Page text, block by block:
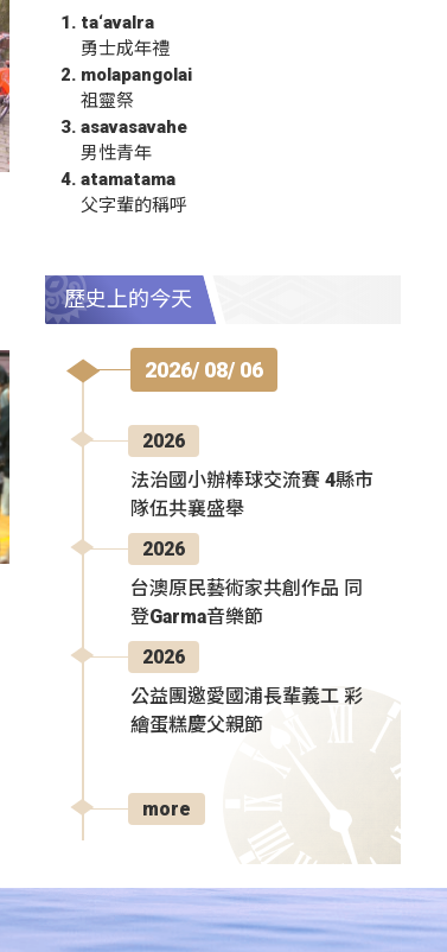
ta‘avalra
勇士成年禮
molapangolai
祖靈祭
asavasavahe
男性青年
atamatama
父字輩的稱呼
歷史上的今天
2026/ 08/ 06
2026
法治國小辦棒球交流賽 4縣市
隊伍共襄盛舉
2026
台澳原民藝術家共創作品 同
登Garma音樂節
2026
公益團邀愛國浦長輩義工 彩
繪蛋糕慶父親節
more